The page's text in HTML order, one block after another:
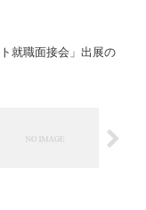
就職面接会」出展の